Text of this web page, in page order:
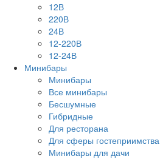
12В
220В
24В
12-220В
12-24В
Минибары
Минибары
Все минибары
Бесшумные
Гибридные
Для ресторана
Для сферы гостеприимства
Минибары для дачи